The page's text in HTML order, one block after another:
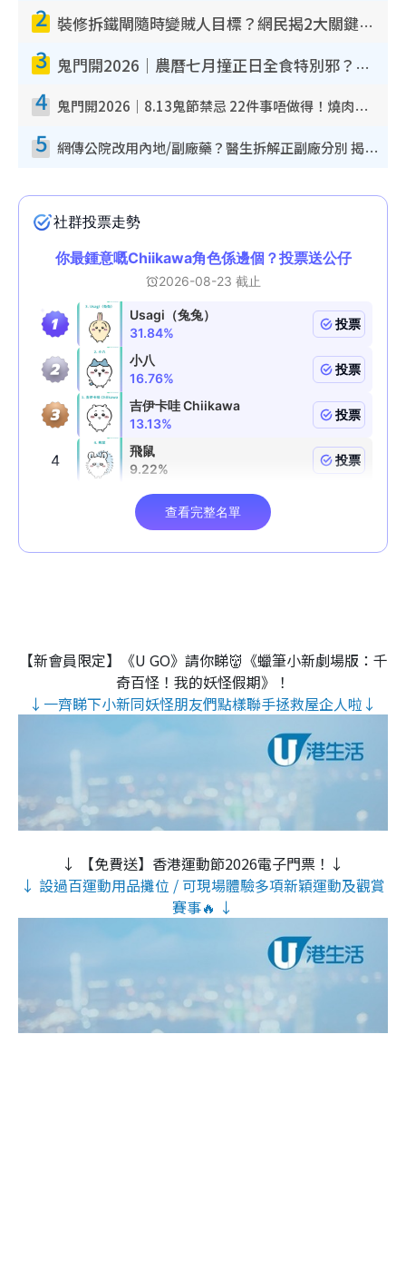
2 裝修拆鐵閘隨時變賊人目標？網民揭2大關鍵用途：裝新式等於白裝？附新舊鐵閘分別
3 鬼門開2026｜農曆七月撞正日全食特別邪？專家警告切忌做一事！揭4大禁忌+2招保平安
4 鬼門開2026｜8.13鬼節禁忌 22件事唔做得！燒肉、刺身要少食？半夜勿吹口哨/打呢個電話
5 網傳公院改用內地/副廠藥？醫生拆解正副廠分別 揭4類人換藥隨時出事
【新會員限定】《U GO》請你睇👹《蠟筆小新劇場版：千
奇百怪！我的妖怪假期》！
↓一齊睇下小新同妖怪朋友們點樣聯手拯救屋企人啦↓
↓ 【免費送】香港運動節2026電子門票！↓
↓ 設過百運動用品攤位 / 可現場體驗多項新穎運動及觀賞
賽事🔥 ↓